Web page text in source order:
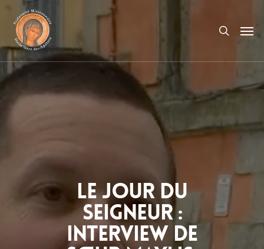
Le Jour du
Seigneur :
Interview de